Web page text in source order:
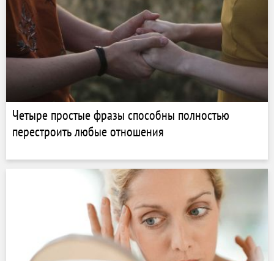
Четыре простые фразы способны полностью
перестроить любые отношения